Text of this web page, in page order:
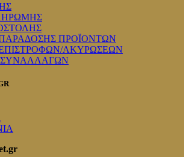
ΠΡΟΪΟΝΤΩΝ
ΑΚΥΡΩΣΕΩΝ
ΣΥΝΑΛΛΑΓΩΝ